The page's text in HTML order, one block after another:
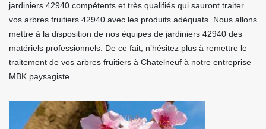
jardiniers 42940 compétents et très qualifiés qui sauront traiter
vos arbres fruitiers 42940 avec les produits adéquats. Nous allons
mettre à la disposition de nos équipes de jardiniers 42940 des
matériels professionnels. De ce fait, n’hésitez plus à remettre le
traitement de vos arbres fruitiers à Chatelneuf à notre entreprise
MBK paysagiste.